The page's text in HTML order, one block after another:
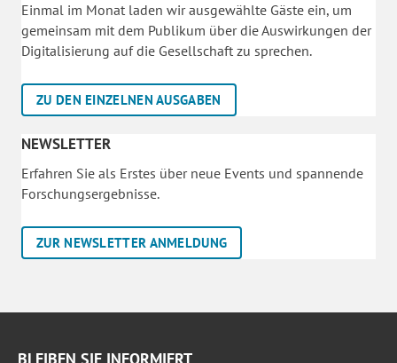
Einmal im Monat laden wir ausgewählte Gäste ein, um
gemeinsam mit dem Publikum über die Auswirkungen der
Digitalisierung auf die Gesellschaft zu sprechen.
ZU DEN EINZELNEN AUSGABEN
NEWSLETTER
Erfahren Sie als Erstes über neue Events und spannende
Forschungsergebnisse.
ZUR NEWSLETTER ANMELDUNG